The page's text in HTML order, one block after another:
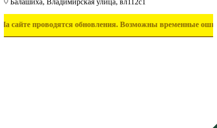
Балашиха, Владимирская улица, вл112с1
обновления. Возможны временные ошибки в